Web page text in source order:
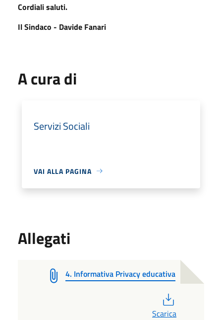
Cordiali saluti.
Il Sindaco - Davide Fanari
A cura di
Servizi Sociali
VAI ALLA PAGINA
Allegati
4. Informativa Privacy educativa
Scarica